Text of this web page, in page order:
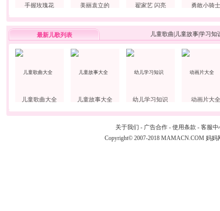
手握玫瑰花 美丽袁立的 翟家艺 闪亮 勇敢小骑士
最新儿歌列表 儿童歌曲 儿童故事学习知
儿童歌曲大全 儿童故事大全 幼儿学习知识 动画片大全
关于我们 - 广告合作 - 使用条款 - 客服中
Copyright© 2007-2018 MAMACN.COM 妈妈